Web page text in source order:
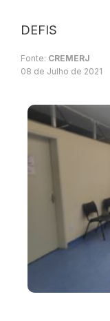
DEFIS
Fonte: CREMERJ
08 de Julho de 2021